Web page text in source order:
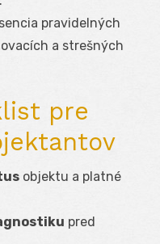
pravidelných
a strešných
pre
objektu a platné
pred